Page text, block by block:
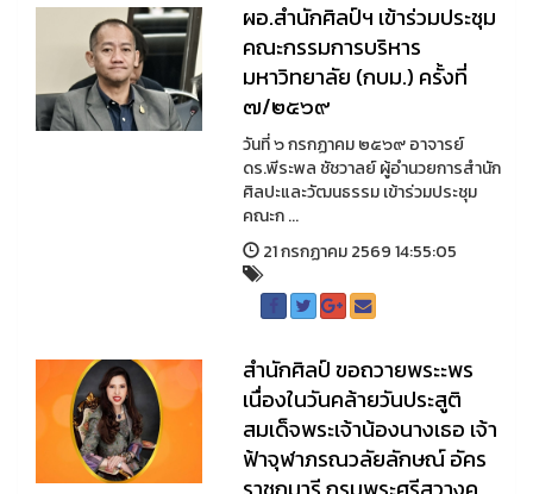
ผอ.สำนักศิลป์ฯ เข้าร่วมประชุม
คณะกรรมการบริหาร
มหาวิทยาลัย (กบม.) ครั้งที่
๗/๒๕๖๙
วันที่ ๖ กรกฏาคม ๒๕๖๙ อาจารย์
ดร.พีระพล ชัชวาลย์ ผู้อำนวยการสำนัก
ศิลปะและวัฒนธรรม เข้าร่วมประชุม
คณะก ...
21 กรกฏาคม 2569 14:55:05
สำนักศิลป์ ขอถวายพระะพร
เนื่องในวันคล้ายวันประสูติ
สมเด็จพระเจ้าน้องนางเธอ เจ้า
ฟ้าจุฬาภรณวลัยลักษณ์ อัคร